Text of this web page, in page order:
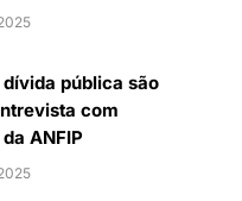
pública são
com
ANFIP